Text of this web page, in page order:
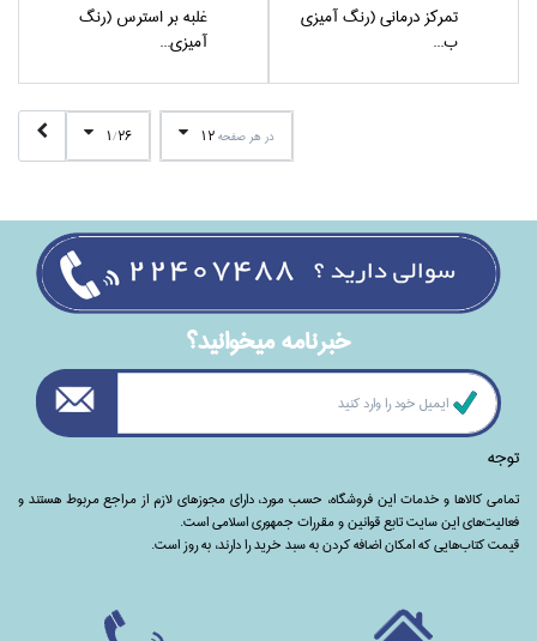
تمركز درماني (رنگ آميزي
ب...
غلبه بر استرس (رنگ
آميزي...
در هر صفحه12
1/26
خبرنامه ميخوانيد؟
توجه
تمامی‌ کالاها و خدمات این فروشگاه، حسب مورد،‌ دارای مجوزهای لازم از مراجع مربوط هستند ‌و‌‌
فعالیت‌های این سایت تابع قوانین و مقررات جمهوری اسلامی است.
قیمت کتاب‌هایی که امکان اضافه کردن به سبد خرید را دارند،‌ به روز است.